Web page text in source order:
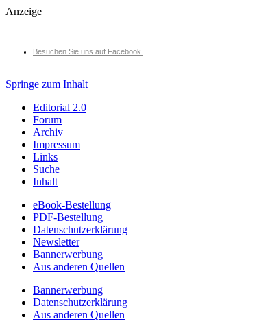
Anzeige
Besuchen Sie uns auf Facebook
Springe zum Inhalt
Editorial 2.0
Forum
Archiv
Impressum
Links
Suche
Inhalt
eBook-Bestellung
PDF-Bestellung
Datenschutzerklärung
Newsletter
Bannerwerbung
Aus anderen Quellen
Bannerwerbung
Datenschutzerklärung
Aus anderen Quellen